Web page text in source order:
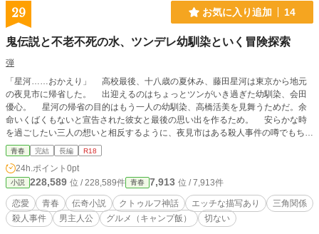
（と思う）文明論まで考えられました。 ご興味がおありの方
は『Ｌｕｃｉｆｅｒ』シリーズの他作品や、 『文明の星』シ
29 お気に入り追加 14
鬼伝説と不老不死の水、ツンデレ幼馴染といく冒険探索
弾
「星河……おかえり」 高校最後、十八歳の夏休み、藤田星河は東京から地元
の夜見市に帰省した。 出迎えるのはちょっとツンがいき過ぎた幼馴染、会田
優心。 星河の帰省の目的はもう一人の幼馴染、高橋活美を見舞うためだ。余
命いくばくもないと宣告された彼女と最後の思い出を作るため。 安らかな時
を過ごしたい三人の想いと相反するように、夜見市はある殺人事件の噂でもちき
りだった。猛獣の仕業とも狂人の仕業ともいわれる残虐な事件だった。 そん
な背景がある中で、優心は夜見山のキャンプ場にテントをかまえ、夜な夜な山を
探索しているというのだ。 危ないだろうと思い優心を問いただしてみると、
彼女にはとある目的があると言うのだが……。 ちょっと切ない青春三角関係
の恋愛ノベル＋ちょっとクトゥルフ伝奇です。 ささやかですが、それなりに
エロティックな濡れ場があるのでＲ18です。濡れ場は♡でわかるようにしま
す。 濡れ場は物語の後半に一か所あるだけです。官能系のノベルではありま
青春 完結 長編 R18
24h.ポイント 0pt
小説 228,589 位 / 228,589件 青春 7,913 位 / 7,913件
恋愛 青春 伝奇小説 クトゥルフ神話 エッチな描写あり
三角関係
殺人事件
男主人公 グルメ（キャンプ飯） 切ない